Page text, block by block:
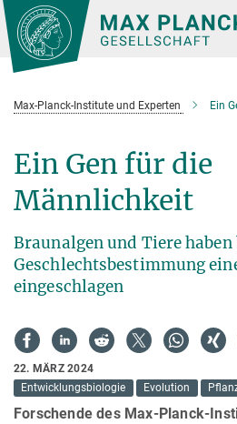
Hauptinhalt
Max-Planck-Institute und Experten Ein
Ein Gen für die
Männlichkeit
Braunalgen und Tiere haben
Geschlechtsbestimmung
eingeschlagen
22. MÄRZ 2024
Entwicklungsbiologie
Evolution
Forschende des Max-Planck-